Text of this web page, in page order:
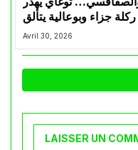
ركلة جزاء وبوعالية يتألق
Avril 30, 2026
LAISSER UN